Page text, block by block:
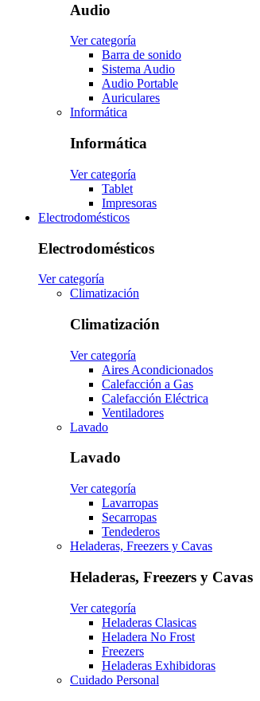
Audio
Ver categoría
Barra de sonido
Sistema Audio
Audio Portable
Auriculares
Informática
Informática
Ver categoría
Tablet
Impresoras
Electrodomésticos
Electrodomésticos
Ver categoría
Climatización
Climatización
Ver categoría
Aires Acondicionados
Calefacción a Gas
Calefacción Eléctrica
Ventiladores
Lavado
Lavado
Ver categoría
Lavarropas
Secarropas
Tendederos
Heladeras, Freezers y Cavas
Heladeras, Freezers y Cavas
Ver categoría
Heladeras Clasicas
Heladera No Frost
Freezers
Heladeras Exhibidoras
Cuidado Personal